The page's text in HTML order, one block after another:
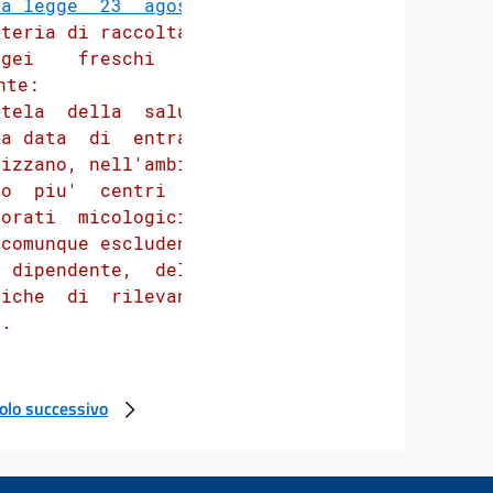
legge  23  agosto
di raccolta e
freschi    e
della  salute
data  di  entrata
nell'ambito
piu'  centri  di
micologici),
escludendo
delle
di  rilevanza
successivo